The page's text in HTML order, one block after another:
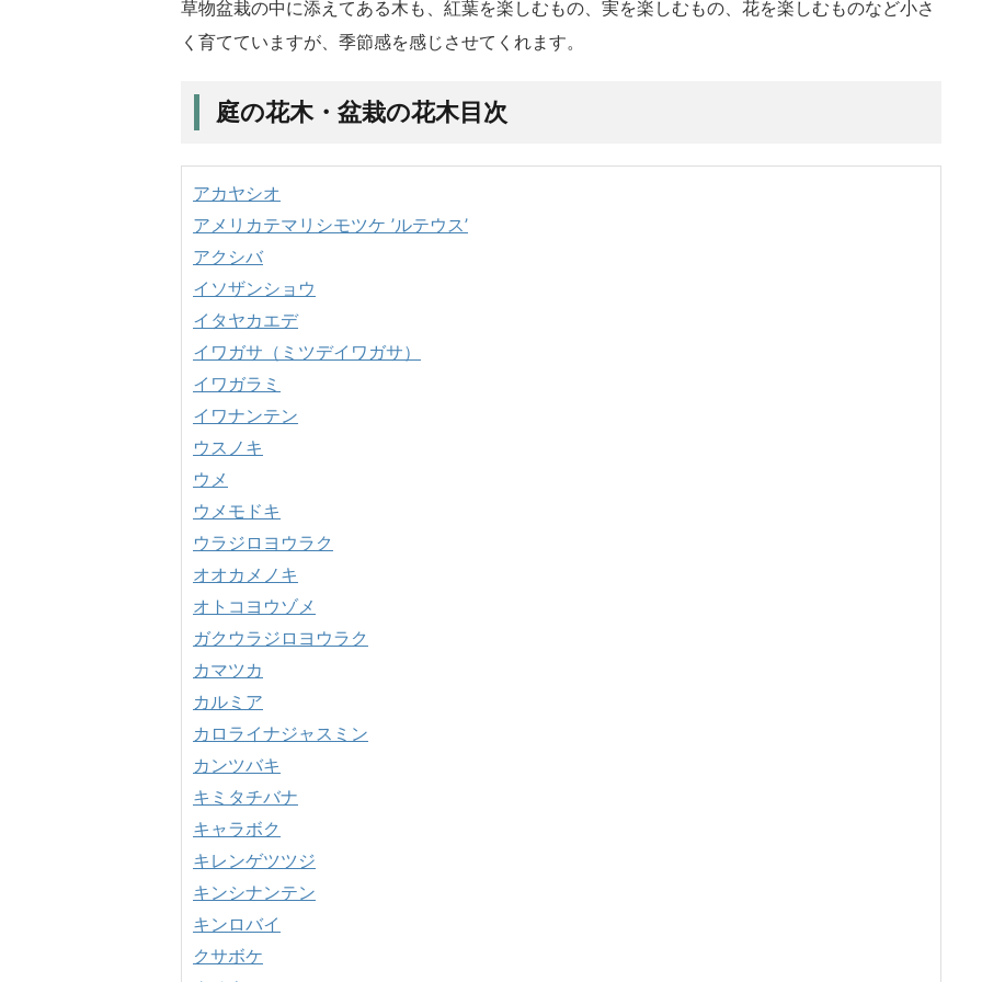
草物盆栽の中に添えてある木も、紅葉を楽しむもの、実を楽しむもの、花を楽しむものなど小さ
く育てていますが、季節感を感じさせてくれます。
庭の花木・盆栽の花木目次
アカヤシオ
アメリカテマリシモツケ ’ルテウス’
アクシバ
イソザンショウ
イタヤカエデ
イワガサ（ミツデイワガサ）
イワガラミ
イワナンテン
ウスノキ
ウメ
ウメモドキ
ウラジロヨウラク
オオカメノキ
オトコヨウゾメ
ガクウラジロヨウラク
カマツカ
カルミア
カロライナジャスミン
カンツバキ
キミタチバナ
キャラボク
キレンゲツツジ
キンシナンテン
キンロバイ
クサボケ